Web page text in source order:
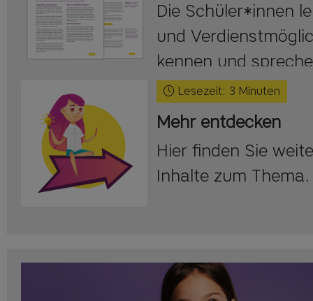
Die Schüler*innen
und
kennen und
tradierte
Lesezeit: 3 Minuten
Mehr entdecken
Hier finden Sie
Inhalte zum Thema.